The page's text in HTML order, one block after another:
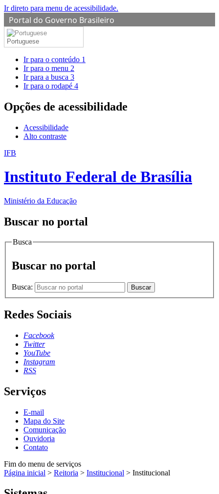
Ir direto para menu de acessibilidade.
Portal do Governo Brasileiro
Portuguese
Ir para o conteúdo 1
Ir para o menu 2
Ir para a busca 3
Ir para o rodapé 4
Opções de acessibilidade
Acessibilidade
Alto contraste
IFB
Instituto Federal de Brasília
Ministério da Educação
Buscar no portal
Busca
Buscar no portal
Busca: Buscar
Redes Sociais
Facebook
Twitter
YouTube
Instagram
RSS
Serviços
E-mail
Mapa do Site
Comunicação
Ouvidoria
Contato
Fim do menu de serviços
Página inicial > Reitoria > Institucional > Institucional